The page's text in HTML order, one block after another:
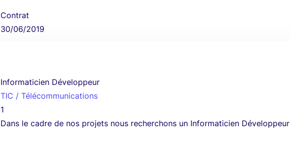
Contrat
30/06/2019
Informaticien Développeur
TIC / Télécommunications
1
Dans le cadre de nos projets nous recherchons un Informaticien Développeur